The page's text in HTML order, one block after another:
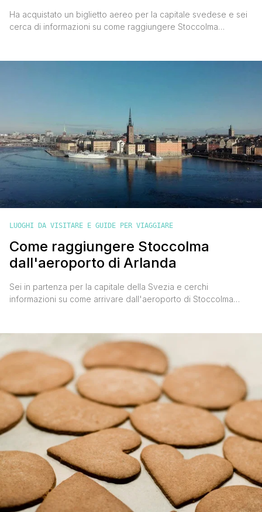
Ha acquistato un biglietto aereo per la capitale svedese e sei
cerca di informazioni su come raggiungere Stoccolma
elegante e allo stesso modo accogliente, per grandi e per
LUOGHI DA VISITARE E GUIDE PER VIAGGIARE
Come raggiungere Stoccolma
dall'aeroporto di Arlanda
Sei in partenza per la capitale della Svezia e cerchi
informazioni su come arrivare dall'aeroporto di Stoccolma
scegliendo l'alternativa a te più congeniale. DALL'AEROPORTO
DI STOCCOLMA ARLANDA AL CENTRO CITTÀ: LE
ALTERNATIVE L'aeroporto di Stoccolma Arlanda dista 45 km
dalla Capitale che [']